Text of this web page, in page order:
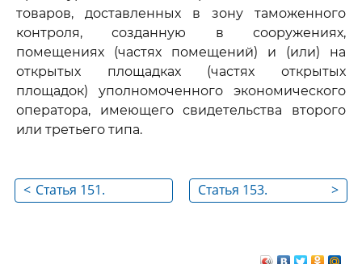
товаров, доставленных в зону таможенного
контроля, созданную в сооружениях,
помещениях (частях помещений) и (или) на
открытых площадках (частях открытых
площадок) уполномоченного экономического
оператора, имеющего свидетельства второго
или третьего типа.
< Статья 151.
>
Статья 153.
обязанности по